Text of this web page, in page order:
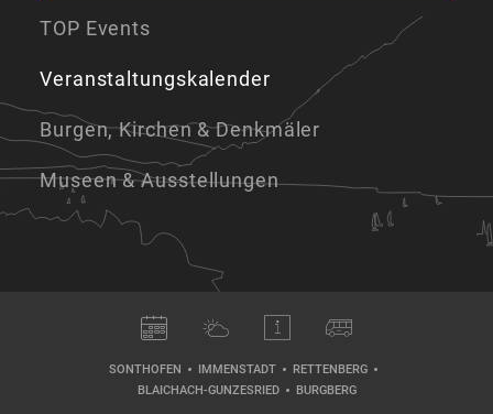
TOP Events
Veranstaltungskalender
Burgen, Kirchen & Denkmäler
Museen & Ausstellungen
SONTHOFEN IMMENSTADT
RETTENBERG
BLAICHACH-GUNZESRIED
BURGBERG